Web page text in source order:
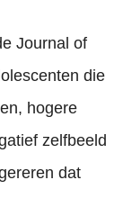
Journal of
die
hogere
zelfbeeld
dat